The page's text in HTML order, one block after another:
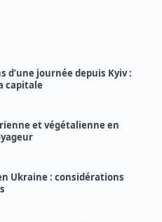
d’une journée depuis Kyiv :
capitale
et végétalienne en
Ukraine : considérations